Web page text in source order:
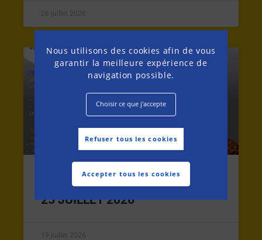
Nous utilisons des cookies afin de vous
garantir la meilleure expérience de
navigation possible.
Choisir ce que j'accepte
Refuser tous les cookies
Accepter tous les cookies
26 juillet 2026
MENU DE LA SEMAINE
MENU DU LUNDI 20 AU SAMEDI
25 JUILLET 2026
19 juillet 2026